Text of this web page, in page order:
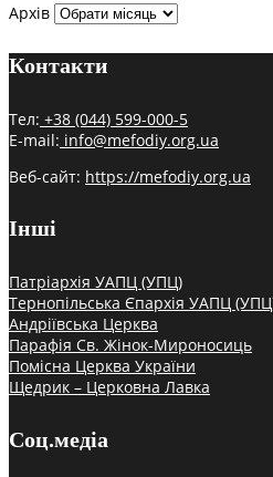
Архів
Контакти
Тел: +38 (044) 599-000-5
E-mail: info@mefodiy.org.ua
Веб-сайт: https://mefodiy.org.ua
Інші
Патріархія УАПЦ (УПЦ)
Тернопільська Єпархія УАПЦ
Андріївська Церква
Парафія Св. Жінок-Мироносиць
Помісна Церква України
Щедрик – Церковна Лавка
Соц.медіа